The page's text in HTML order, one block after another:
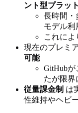
ント型プラッ
長時間・
モデル利
これによ
現在のプレミ
可能
GitHub
たが限界
従量課金制 は
性維持やヘビ